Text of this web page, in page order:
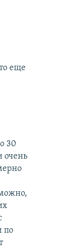
еще
30
очень
по